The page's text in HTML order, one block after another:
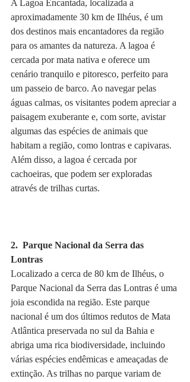
A Lagoa Encantada, localizada a
aproximadamente 30 km de Ilhéus, é um
dos destinos mais encantadores da região
para os amantes da natureza. A lagoa é
cercada por mata nativa e oferece um
cenário tranquilo e pitoresco, perfeito para
um passeio de barco. Ao navegar pelas
águas calmas, os visitantes podem apreciar a
paisagem exuberante e, com sorte, avistar
algumas das espécies de animais que
habitam a região, como lontras e capivaras.
Além disso, a lagoa é cercada por
cachoeiras, que podem ser exploradas
através de trilhas curtas.
2.  Parque Nacional da Serra das
Lontras
Localizado a cerca de 80 km de Ilhéus, o
Parque Nacional da Serra das Lontras é uma
joia escondida na região. Este parque
nacional é um dos últimos redutos de Mata
Atlântica preservada no sul da Bahia e
abriga uma rica biodiversidade, incluindo
várias espécies endêmicas e ameaçadas de
extinção. As trilhas no parque variam de